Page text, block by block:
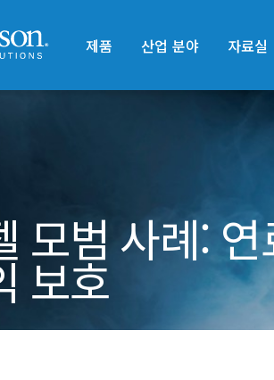
제품 산업 분야 자료실
모범 사례:
보호